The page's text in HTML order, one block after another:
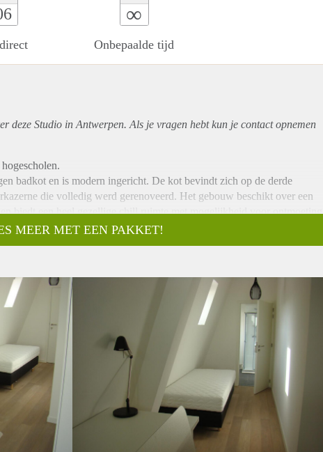
∞
Onbepaalde tijd
deze Studio in Antwerpen. Als je vragen hebt kun je contact opnemen
badkot en is modern ingericht. De kot bevindt zich op de derde
die volledig werd gerenoveerd. Het gebouw beschikt over een
biedt een heel gezellige chill ruimte met mogelijkheid voor ontmoeting
MEER MET EEN PAKKET!